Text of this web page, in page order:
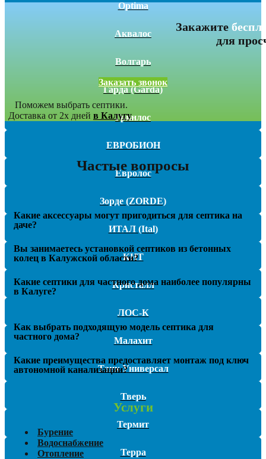
Optima
Аквалос
Волгарь
Гарда (Garda)
Гринлос
ЕВРОБИОН
Евролос
Зорде (ZORDE)
ИТАЛ (Ital)
КИТ
Кристалл
ЛОС-К
Малахит
Танк Универсал
Тверь
Термит
Терра
Закажите
для
Заказать звонок
Поможем выбрать септики.
Доставка от 2х дней в Калугу
Частые вопросы
Какие аксессуары могут пригодиться для септика на
даче?
Вы занимаетесь установкой септиков из бетонных
колец в Калужской области?
Какие септики для частного дома наиболее популярны
в Калуге?
Как выбрать подходящую модель септика для
частного дома?
Какие преимущества предоставляет монтаж под ключ
автономной канализации?
Услуги
Бурение
Водоснабжение
Отопление